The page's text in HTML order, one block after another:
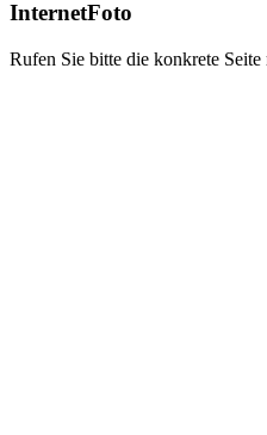
InternetFoto
Rufen Sie bitte die konkrete